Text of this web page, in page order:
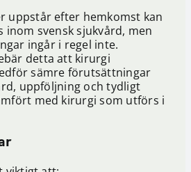
uppstår efter hemkomst kan
inom svensk sjukvård, men
ingår i regel inte.
detta att kirurgi
sämre förutsättningar
uppföljning och tydligt
med kirurgi som utförs i